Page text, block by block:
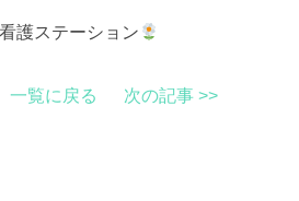
護ステーション
一覧に戻る 次の記事 >>